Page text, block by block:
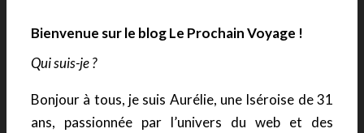
Bienvenue sur le blog Le Prochain Voyage !
Qui suis-je ?
Bonjour à tous, je suis Aurélie, une Iséroise de 31
ans, passionnée par l’univers du web et des